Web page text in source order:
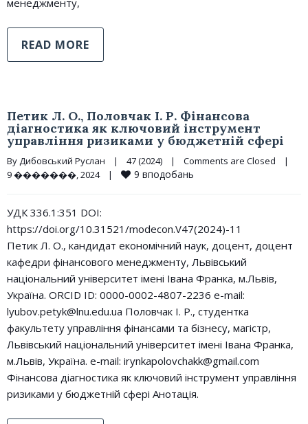
менеджменту,
READ MORE
Петик Л. О., Половчак І. Р. Фінансова
діагностика як ключовий інструмент
управління ризиками у бюджетній сфері
By Дибовський Руслан | 47 (2024) | Comments are Closed
|
9 �������, 2024
| 9 вподобань
УДК 336.1:351 DOI:
https://doi.org/10.31521/modecon.V47(2024)-11
Петик Л. О., кандидат економічний наук, доцент, доцент
кафедри фінансового менеджменту, Львівський
національний університет імені Івана Франка, м.Львів,
Україна. ORCID ID: 0000-0002-4807-2236 e-mail:
lyubov.petyk@lnu.edu.ua Половчак І. Р., студентка
факультету управління фінансами та бізнесу, магістр,
Львівський національний університет імені Івана Франка,
м.Львів, Україна. e-mail: irynkapolovchakk@gmail.com
Фінансова діагностика як ключовий інструмент управління
ризиками у бюджетній сфері Анотація.